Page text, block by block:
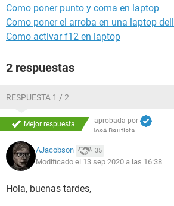
Como poner punto y coma en laptop
Como poner el arroba en una laptop dell
Como activar f12 en laptop
2 respuestas
RESPUESTA 1 / 2
Mejor respuesta
aprobada por
José Bautista
AJacobson 35
Modificado el 13 sep 2020 a las 16:38
Hola, buenas tardes,